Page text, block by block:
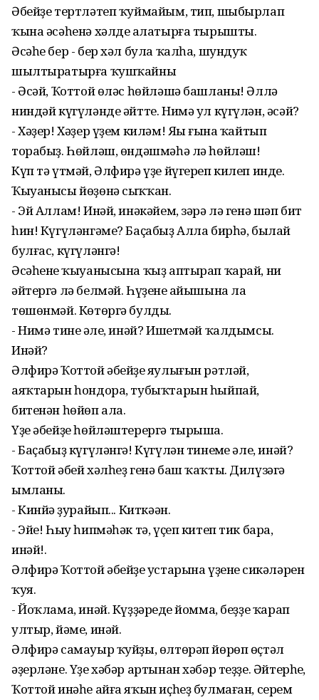
Әбейҙе тертләтеп ҡуймайым, тип, шыбырлап
ҡына әсәһенә хәлде аңлатырға тырышты.
Әсәһе бер - бер хәл була ҡалһа, шундуҡ
шылтыратырға ҡушҡайны
- Әсәй, Ҡоттой өләс һөйләшә башланы! Әллә
ниндәй күгүләнде әйтте. Нимә ул күгүлән, әсәй?
- Хәҙер! Хәҙер үҙем киләм! Яңы ғына ҡайтып
торабыҙ. Һөйләш, өндәшмәһә лә һөйләш!
Күп тә үтмәй, Әлфирә үҙе йүгереп килеп инде.
Ҡыуанысы йөҙөнә сыҡҡан.
- Эй Аллам! Инәй, инәкәйем, зәрә лә генә шәп бит
һин! Күгүләнгәме? Баҫабыҙ Алла бирһә, былай
булғас, күгүләнгә!
Әсәһенең ҡыуанысына ҡыҙ аптырап ҡарай, ни
әйтергә лә белмәй. Һүҙенең айышына ла
төшөнмәй. Көтөргә булды.
- Нимә тинең әле, инәй? Ишетмәй ҡалдымсы.
Инәй?
Әлфирә Ҡоттой әбейҙең яулығын рәтләй,
аяҡтарын һондора, тубыҡтарын һыйпай,
битенән һөйөп ала.
Үҙе әбейҙе һөйләштерергә тырыша.
- Баҫабыҙ күгүләнгә! Күгүлән тинеңме әле, инәй?
Ҡоттой әбей хәлһеҙ генә баш ҡаҡты. Дилүзәгә
ымланы.
- Кинйәң ҙурайып... Киткәән.
- Эйе! Һыу һипмәһәк тә, үҫеп китеп тик бара,
инәй!.
Әлфирә Ҡоттой әбейҙең устарына үҙенең сикәләрен
ҡуя.
- Йоҡлама, инәй. Күҙҙәреңде йомма, беҙҙе ҡарап
ултыр, йәме, инәй.
Әлфирә самауыр ҡуйҙы, өлтөрәп йөрөп өҫтәл
әҙерләне. Үҙе хәбәр артынан хәбәр теҙҙе. Әйтерһең,
Ҡоттой инәһе айға яҡын иҫһеҙ булмаған, серем